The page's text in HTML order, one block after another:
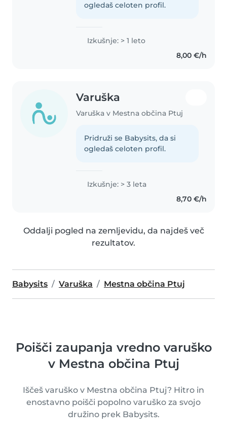
ogledaš celoten profil.
Izkušnje: > 1 leto
8,00 €/h
Varuška
Varuška v Mestna občina Ptuj
Pridruži se Babysits, da si
ogledaš celoten profil.
Izkušnje: > 3 leta
8,70 €/h
Oddalji pogled na zemljevidu, da najdeš več
rezultatov.
Babysits Varuška Mestna občina Ptuj
Poišči zaupanja vredno varuško
v Mestna občina Ptuj
Iščeš varuško v Mestna občina Ptuj? Hitro in
enostavno poišči popolno varuško za svojo
družino prek Babysits.